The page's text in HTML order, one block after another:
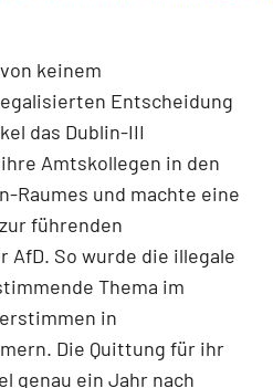
keinem
Entscheidung
das Dublin-III
Amtskollegen in den
Raumes und machte eine
führenden
AfD. So wurde die illegale
Thema im
in
Die Quittung für ihr
genau ein Jahr nach